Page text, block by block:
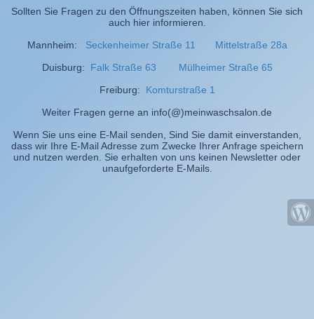
Sollten Sie Fragen zu den Öffnungszeiten haben, können Sie sich
auch hier informieren.
Mannheim: Seckenheimer Straße 11
Mittelstraße 28a
Duisburg: Falk Straße 63
Mülheimer Straße 65
Freiburg:
Komturstraße 1
Weiter Fragen gerne an info(@)meinwaschsalon.de
Wenn Sie uns eine E-Mail senden, Sind Sie damit einverstanden,
dass wir Ihre E-Mail Adresse zum Zwecke Ihrer Anfrage speichern
und nutzen werden. Sie erhalten von uns keinen Newsletter oder
unaufgeforderte E-Mails.